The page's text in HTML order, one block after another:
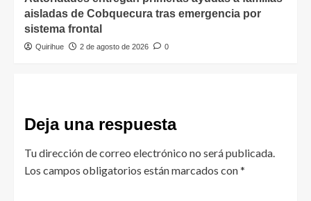
aisladas de Cobquecura tras emergencia por
sistema frontal
Quirihue 2 de agosto de 2026 0
Deja una respuesta
Tu dirección de correo electrónico no será publicada.
Los campos obligatorios están marcados con*